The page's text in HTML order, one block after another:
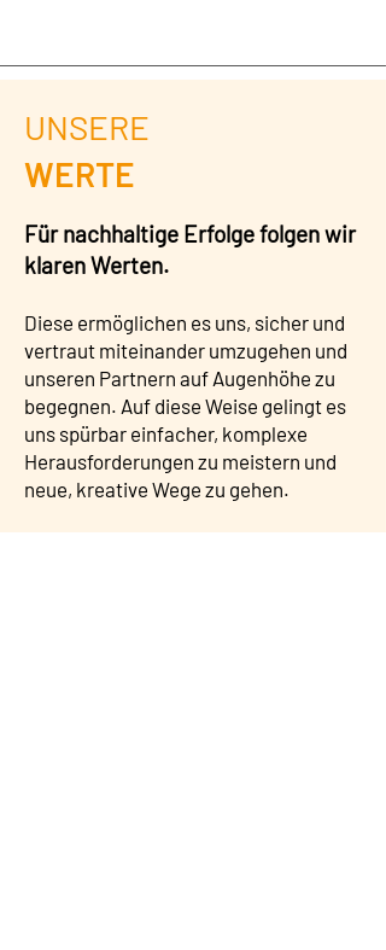
UNSERE
WERTE
Für nachhaltige Erfolge folgen wir
klaren Werten.
Diese ermöglichen es uns, sicher und
vertraut miteinander umzugehen und
unseren Partnern auf Augenhöhe zu
begegnen. Auf diese Weise gelingt es
uns spürbar einfacher, komplexe
Herausforderungen zu meistern und
neue, kreative Wege zu gehen.